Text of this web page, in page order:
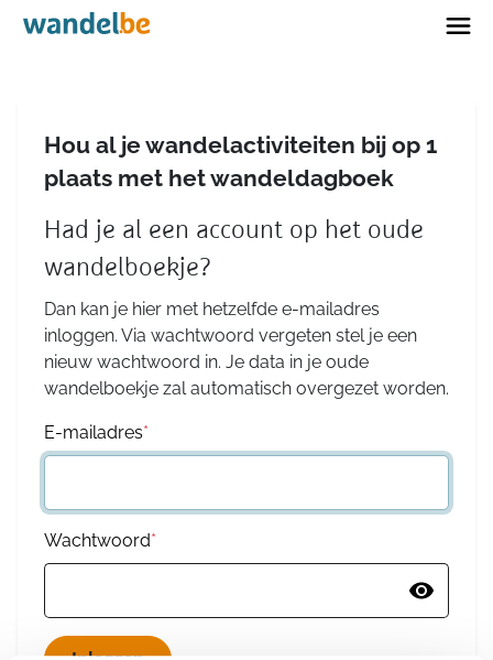
Home
Hou al je wandelactiviteiten bij op 1
plaats met het wandeldagboek
Had je al een account op het oude
wandelboekje?
Dan kan je hier met hetzelfde e-mailadres
inloggen. Via wachtwoord vergeten stel je een
nieuw wachtwoord in. Je data in je oude
wandelboekje zal automatisch overgezet worden.
E-mailadres*
Wachtwoord*